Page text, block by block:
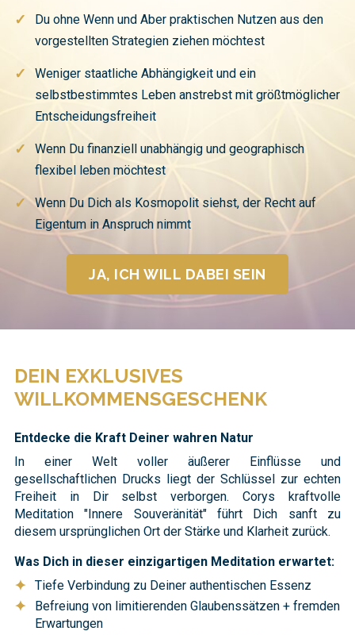
✓
Du ohne Wenn und Aber praktischen Nutzen aus den
vorgestellten Strategien ziehen möchtest
✓
Weniger staatliche Abhängigkeit und ein
selbstbestimmtes Leben anstrebst mit größtmöglicher
Entscheidungsfreiheit
✓
Wenn Du finanziell unabhängig und geographisch
flexibel leben möchtest
✓
Wenn Du Dich als Kosmopolit siehst, der Recht auf
Eigentum in Anspruch nimmt
JA, ICH WILL DABEI SEIN
DEIN EXKLUSIVES
WILLKOMMENSGESCHENK
Entdecke die Kraft Deiner wahren Natur
In einer Welt voller äußerer Einflüsse und
gesellschaftlichen Drucks liegt der Schlüssel zur echten
Freiheit in Dir selbst verborgen. Corys kraftvolle
Meditation "Innere Souveränität" führt Dich sanft zu
diesem ursprünglichen Ort der Stärke und Klarheit zurück.
Was Dich in dieser einzigartigen Meditation erwartet:
✦ Tiefe Verbindung zu Deiner authentischen Essenz
✦
Befreiung von limitierenden Glaubenssätzen + fremden
Erwartungen